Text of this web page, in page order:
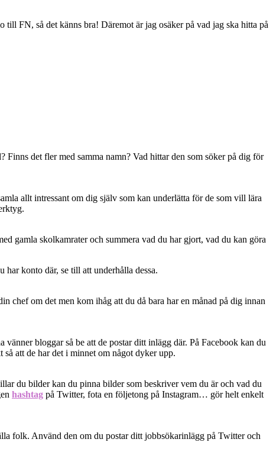
FN, så det känns bra! Däremot är jag osäker på vad jag ska hitta på
det fler med samma namn? Vad hittar den som söker på dig för
allt intressant om dig själv som kan underlätta för de som vill lära
gamla skolkamrater och summera vad du har gjort, vad du kan göra
konto där, se till att underhålla dessa.
chef om det men kom ihåg att du då bara har en månad på dig innan
vänner bloggar så be att de postar ditt inlägg där. På Facebook kan du
att de har det i minnet om något dyker upp.
du bilder kan du pinna bilder som beskriver vem du är och vad du
hashtag på Twitter, fota en följetong på Instagram… gör helt enkelt
folk. Använd den om du postar ditt jobbsökarinlägg på Twitter och